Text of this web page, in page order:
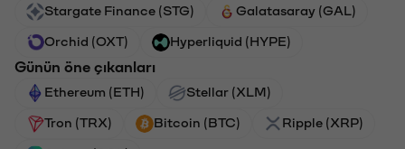
Stargate Finance (STG) Galatasaray (GAL)
Orchid (OXT) Hyperliquid (HYPE)
Günün öne çıkanları
Ethereum (ETH) Stellar (XLM)
Tron (TRX) Bitcoin (BTC) Ripple (XRP)